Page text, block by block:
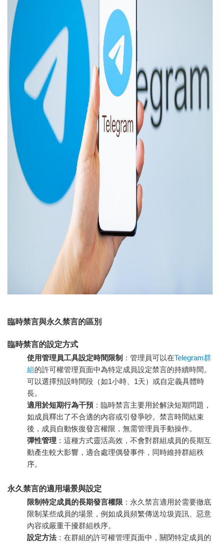
臨時禁言與永久禁言的區別
臨時禁言的設定方式
使用管理員工具設定時間限制 ：管理員可以在Telegram群
組的許可權管理頁面中為特定成員設定禁言的持續時間。
可以選擇預設時間段（如1小時、1天）或自定義具體時
長。
適用於短期行為干預 ：臨時禁言主要用於解決短期問題，
如成員釋出了不合適的內容或引發爭吵。禁言時間結束
後，成員自動恢復發言權限，無需管理員手動操作。
彈性管理 ：這種方式靈活高效，不會對群組成員的長期互
動產生較大影響，適合處理偶發事件，同時維持群組秩
序。
永久禁言的適用場景與設定
限制特定成員的長期發言權限 ：永久禁言適用於需要徹底
限制某些成員的場景，例如成員頻繁傳送垃圾資訊、惡意
內容或嚴重干擾群組秩序。
設定方法：在群組的許可權管理頁面中，關閉特定成員的